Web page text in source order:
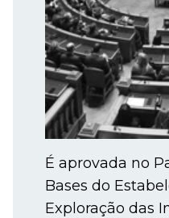
É aprovada no
Bases do
Exploração das